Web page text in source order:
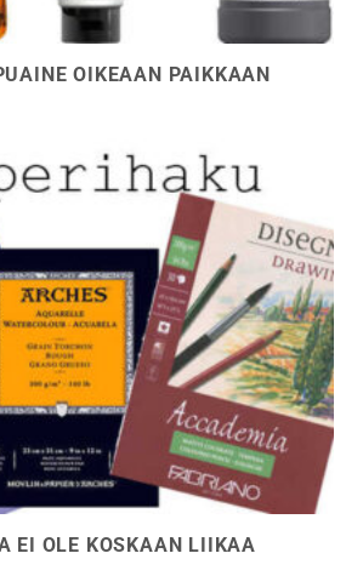
OIKEAAN PAIKKAAN
EI OLE KOSKAAN LIIKAA